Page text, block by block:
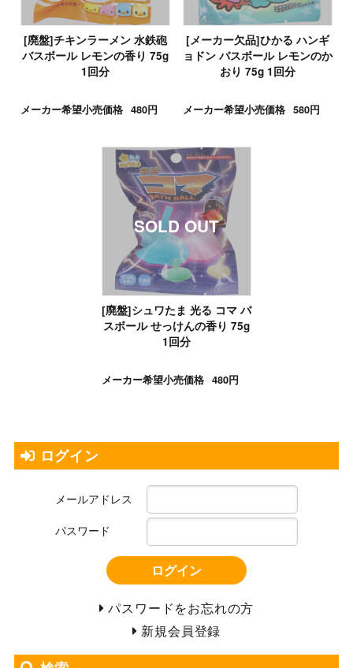
[廃盤]チキンラーメン 水鉄砲
バスボール レモンの香り 75g
1回分
メーカー希望小売価格 480円
[メーカー欠品]ひかる ハンギ
ョドン バスボール レモンのか
おり 75g 1回分
メーカー希望小売価格 580円
[廃盤]シュワたま 光る コマ バ
スボール せっけんの香り 75g
1回分
メーカー希望小売価格 480円
ログイン
メールアドレス
パスワード
ログイン
パスワードをお忘れの方
新規会員登録